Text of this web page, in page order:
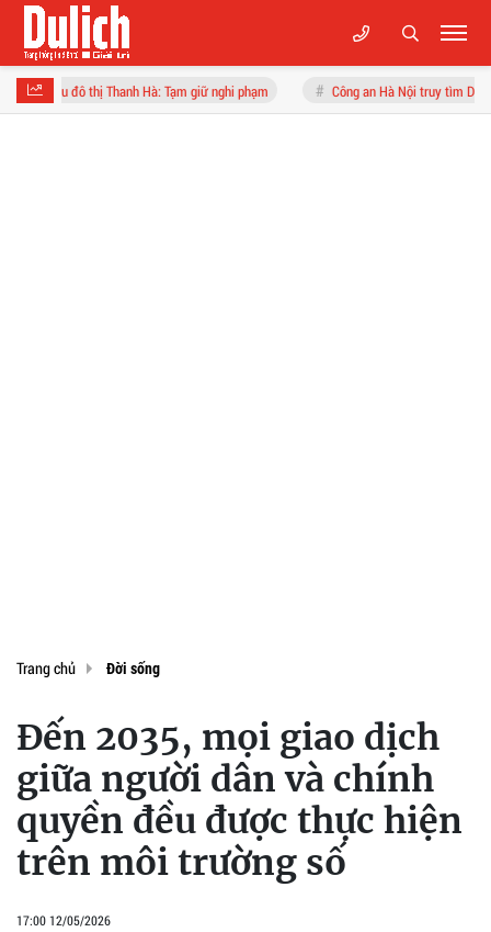
Hà: Tạm giữ nghi phạm Công an Hà Nội truy tìm Dương Thị Quỳnh Tâm
Trang chủ Đời sống
Đến 2035, mọi giao dịch
giữa người dân và chính
quyền đều được thực hiện
trên môi trường số
17:00 12/05/2026